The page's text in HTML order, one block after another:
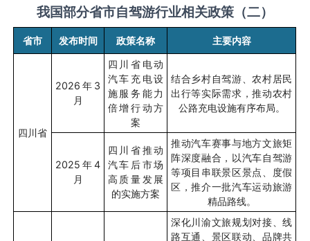
我国部分省市自驾游行业相关政策（二）
省市 发布时间 政策名称 主要内容
四川省
2026 年 3
月
四川省电动
汽车充电设
施服务能力
倍增行动方
案
结合乡村自驾游、农村居民
出行等实际需求，推动农村
公路充电设施有序布局。
2025 年4
月
四川省推动
汽车后市场
高质量发展
的实施方案
推动汽车赛事与地方文旅矩
阵深度融合，以汽车自驾游
等项目串联景区景点、度假
区，推介一批汽车运动旅游
精品路线。
深化川渝文旅规划对接、线
路互通、景区联动、品牌共